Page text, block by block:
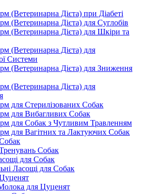
(Ветеринарна Дієта) при Діабеті
(Ветеринарна Дієта) для Суглобів
(Ветеринарна Дієта) для Шкіри та
(Ветеринарна Дієта) для
Системи
(Ветеринарна Дієта) для Зниження
(Ветеринарна Дієта) для
для Стерилізованих Собак
для Вибагливих Собак
для Собак з Чутливим Травленням
для Вагітних та Лактуючих Собак
Собак
для Собак
Ласощі для Собак
для Цуценят